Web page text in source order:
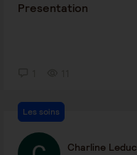
Presentation
Les soins
Charline Leduc